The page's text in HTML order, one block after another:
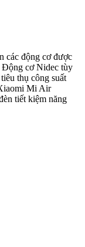
các động cơ được
Động cơ Nidec tùy
thụ công suất
Mi Air
tiết kiệm năng